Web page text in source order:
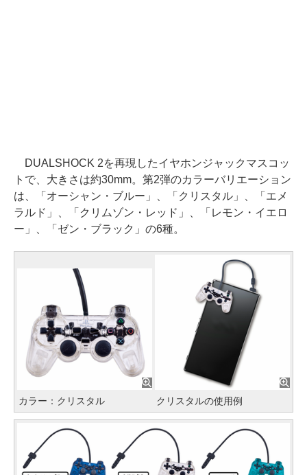
DUALSHOCK 2を再現したイヤホンジャックマスコッ
トで、大きさは約30mm。第2弾のカラーバリエーション
は、「オーシャン・ブルー」、「クリスタル」、「エメ
ラルド」、「クリムゾン・レッド」、「レモン・イエロ
ー」、「ゼン・ブラック」の6種。
カラー：クリスタル クリスタルの使用例